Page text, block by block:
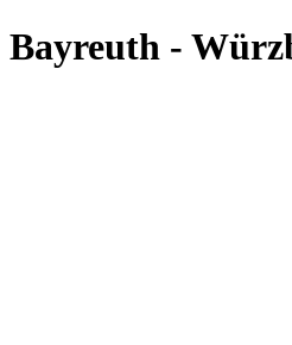
Bayreuth -